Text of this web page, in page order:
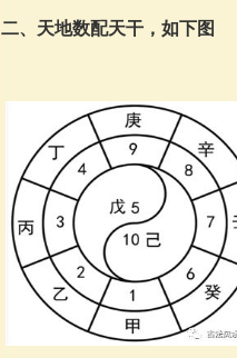
二、天地数配天干，如下图